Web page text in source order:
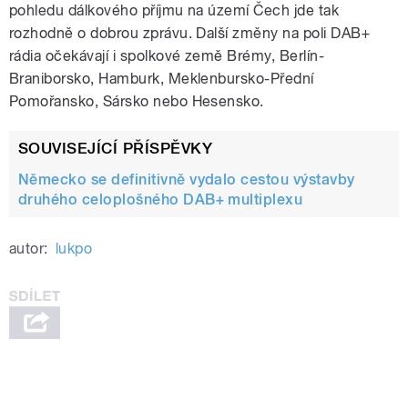
pohledu dálkového příjmu na území Čech jde tak
rozhodně o dobrou zprávu. Další změny na poli DAB+
rádia očekávají i spolkové země Brémy, Berlín-
Braniborsko, Hamburk, Meklenbursko-Přední
Pomořansko, Sársko nebo Hesensko.
SOUVISEJÍCÍ PŘÍSPĚVKY
Německo se definitivně vydalo cestou výstavby
druhého celoplošného DAB+ multiplexu
autor: lukpo